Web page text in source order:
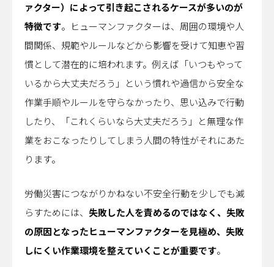
ァクター）によって引き起こされるケースが多いのが
特徴です。ヒューマンファクターは、周囲の環境や人
間関係、規範やルールなどから影響を受けて知恵や習
慣として潜在的に培われます。例えば「いつもやって
いるから大丈夫だろう」という慣れや過信から安全な
作業手順やルールを守らなかったり、思い込みで行動
したり、「これくらいなら大丈夫だろう」と無理な作
業をおこなったりしてしまう人間の特性がそれにあた
ります。
労働災害につながりかねない不安全行動を少しでも減
らすためには、 失敗した人を責めるのではなく、失敗
の原因となったヒューマンファクターを見極め、失敗
しにくい作業環境を整えていくことが重要です。